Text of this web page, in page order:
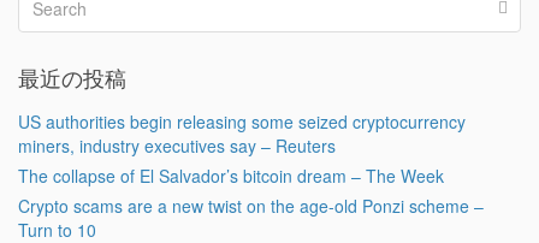
最近の投稿
US authorities begin releasing some seized cryptocurrency
miners, industry executives say – Reuters
The collapse of El Salvador’s bitcoin dream – The Week
Crypto scams are a new twist on the age-old Ponzi scheme –
Turn to 10